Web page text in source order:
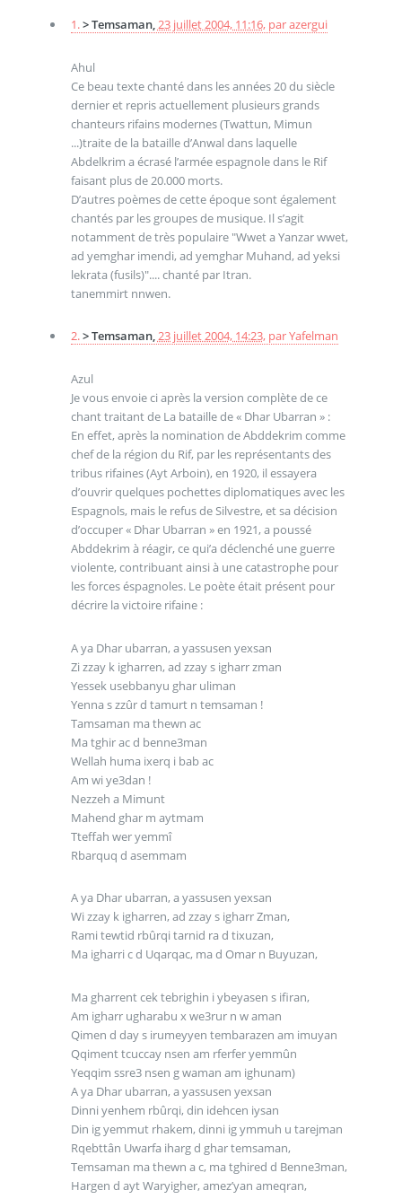
1.> Temsaman,23 juillet 2004, 11:16, parazergui
Ahul
Ce beau texte chanté dans les années 20 du siècle
dernier et repris actuellement plusieurs grands
chanteurs rifains modernes (Twattun, Mimun
...)traite de la bataille d’Anwal dans laquelle
Abdelkrim a écrasé l’armée espagnole dans le Rif
faisant plus de 20.000 morts.
D’autres poèmes de cette époque sont également
chantés par les groupes de musique. Il s’agit
notamment de très populaire "Wwet a Yanzar wwet,
ad yemghar imendi, ad yemghar Muhand, ad yeksi
lekrata (fusils)".... chanté par Itran.
tanemmirt nnwen.
2.> Temsaman,23 juillet 2004, 14:23, parYafelman
Azul
Je vous envoie ci après la version complète de ce
chant traitant de La bataille de « Dhar Ubarran » :
En effet, après la nomination de Abddekrim comme
chef de la région du Rif, par les représentants des
tribus rifaines (Ayt Arboin), en 1920, il essayera
d’ouvrir quelques pochettes diplomatiques avec les
Espagnols, mais le refus de Silvestre, et sa décision
d’occuper « Dhar Ubarran » en 1921, a poussé
Abddekrim à réagir, ce qui’a déclenché une guerre
violente, contribuant ainsi à une catastrophe pour
les forces éspagnoles. Le poète était présent pour
décrire la victoire rifaine :
A ya Dhar ubarran, a yassusen yexsan
Zi zzay k igharren, ad zzay s igharr zman
Yessek usebbanyu ghar uliman
Yenna s zzûr d tamurt n temsaman !
Tamsaman ma thewn ac
Ma tghir ac d benne3man
Wellah huma ixerq i bab ac
Am wi ye3dan !
Nezzeh a Mimunt
Mahend ghar m aytmam
Tteffah wer yemmî
Rbarquq d asemmam
A ya Dhar ubarran, a yassusen yexsan
Wi zzay k igharren, ad zzay s igharr Zman,
Rami tewtid rbûrqi tarnid ra d tixuzan,
Ma igharri c d Uqarqac, ma d Omar n Buyuzan,
Ma gharrent cek tebrighin i ybeyasen s ifiran,
Am igharr ugharabu x we3rur n w aman
Qimen d day s irumeyyen tembarazen am imuyan
Qqiment tcuccay nsen am rferfer yemmûn
Yeqqim ssre3 nsen g waman am ighunam)
A ya Dhar ubarran, a yassusen yexsan
Dinni yenhem rbûrqi, din idehcen iysan
Din ig yemmut rhakem, dinni ig ymmuh u tarejman
Rqebttân Uwarfa iharg d ghar temsaman,
Temsaman ma thewn a c, ma tghired d Benne3man,
Hargen d ayt Waryigher, amez’yan ameqran,